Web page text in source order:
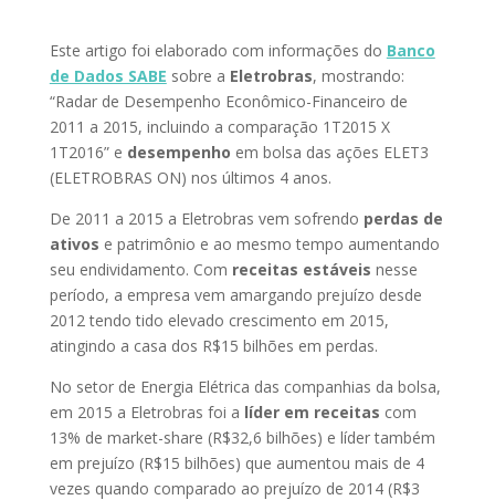
Este artigo foi elaborado com informações do Banco
de Dados SABE sobre a Eletrobras, mostrando:
“Radar de Desempenho Econômico-Financeiro de
2011 a 2015, incluindo a comparação 1T2015 X
1T2016” e desempenho em bolsa das ações ELET3
(ELETROBRAS ON) nos últimos 4 anos.
De 2011 a 2015 a Eletrobras vem sofrendo perdas de
ativos e patrimônio e ao mesmo tempo aumentando
seu endividamento. Com receitas estáveis nesse
período, a empresa vem amargando prejuízo desde
2012 tendo tido elevado crescimento em 2015,
atingindo a casa dos R$15 bilhões em perdas.
No setor de Energia Elétrica das companhias da bolsa,
em 2015 a Eletrobras foi a líder em receitas com
13% de market-share (R$32,6 bilhões) e líder também
em prejuízo (R$15 bilhões) que aumentou mais de 4
vezes quando comparado ao prejuízo de 2014 (R$3